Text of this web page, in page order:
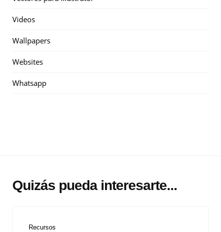
Videos
Wallpapers
Websites
Whatsapp
Quizás pueda interesarte...
Recursos